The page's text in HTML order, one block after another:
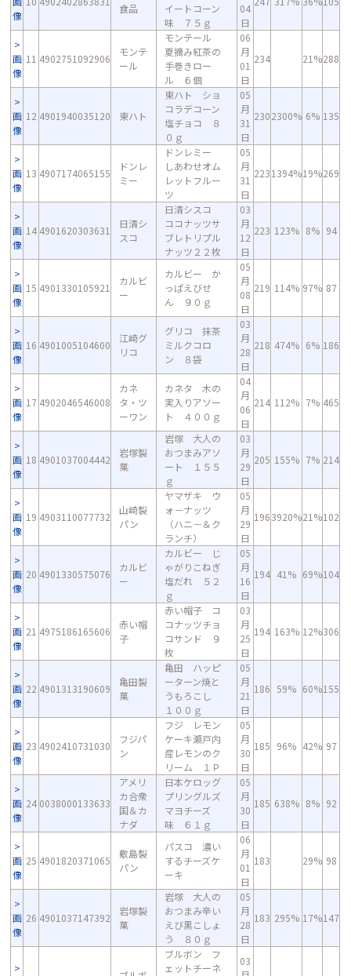
像
食品
イートコーン
味 ７５ｇ
04
日
画
像
11 4902751092906
モンテ
ール
モンテール
夏摘み紅茶の
手巻きロー
ル ６個
06
月
01
日
234 21%288
画
像
12 4901940035120 東ハト
東ハト ショ
コラデコーン
塩チョコ ８
０ｇ
05
月
31
日
2302300% 6% 135
画
像
13 4907174065155
ドンレ
ミー
ドンレミー
しあわせオム
レットフルー
ツ
05
月
31
日
2231394%19%269
画
像
14 4901620303631
日清シ
スコ
日清シスコ
ココナッツサ
ブレトリプル
ナッツ２２枚
03
月
12
日
223 123% 8% 94
画
像
15 4901330105921
カルビ
ー
カルビー か
っぱえびせ
ん ９０ｇ
05
月
08
日
219 114% 97% 87
画
像
16 4901005104600
江崎グ
リコ
グリコ 抹茶
ミルクコロ
ン ８袋
03
月
28
日
218 474% 6% 186
画
像
17 4902046546008
カネ
タ・ツ
ーワン
カネタ 木の
実入りアソー
ト ４００ｇ
04
月
06
日
214 112% 7% 465
画
像
18 4901037004442
岩塚製
菓
岩塚 大人の
おつまみアソ
ート １５５
ｇ
03
月
29
日
205 155% 7% 214
画
像
19 4903110077732
山崎製
パン
ヤマザキ ウ
ォ－ナッツ
（ハニ－＆ク
ランチ）
05
月
29
日
1963920%21%102
画
像
20 4901330575076
カルビ
ー
カルビー じ
ゃがりこねぎ
塩だれ ５２
ｇ
05
月
16
日
194 41% 69%104
画
像
21 4975186165606
赤い帽
子
赤い帽子 コ
コナッツチョ
コサンド ９
枚
03
月
25
日
194 163% 12%306
画
像
22 4901313190609
亀田製
菓
亀田 ハッピ
ーターン焼と
うもろこし
１００ｇ
05
月
21
日
186 59% 60%155
画
像
23 4902410731030
フジパ
ン
フジ レモン
ケーキ瀬戸内
産レモンのク
リーム １Ｐ
05
月
30
日
185 96% 42% 97
画
像
24 0038000133633
アメリ
カ合衆
国＆カ
ナダ
日本ケロッグ
プリングルズ
マヨチーズ
味 ６１ｇ
05
月
30
日
185 638% 8% 92
画
像
25 4901820371065
敷島製
パン
パスコ 濃い
するチーズケ
ーキ
06
月
01
日
183 29% 98
画
像
26 4901037147392
岩塚製
菓
岩塚 大人の
おつまみ辛い
えび黒こしょ
う ８０ｇ
05
月
28
日
183 295% 17%147
ブルボン フ
ェットチーネ
03